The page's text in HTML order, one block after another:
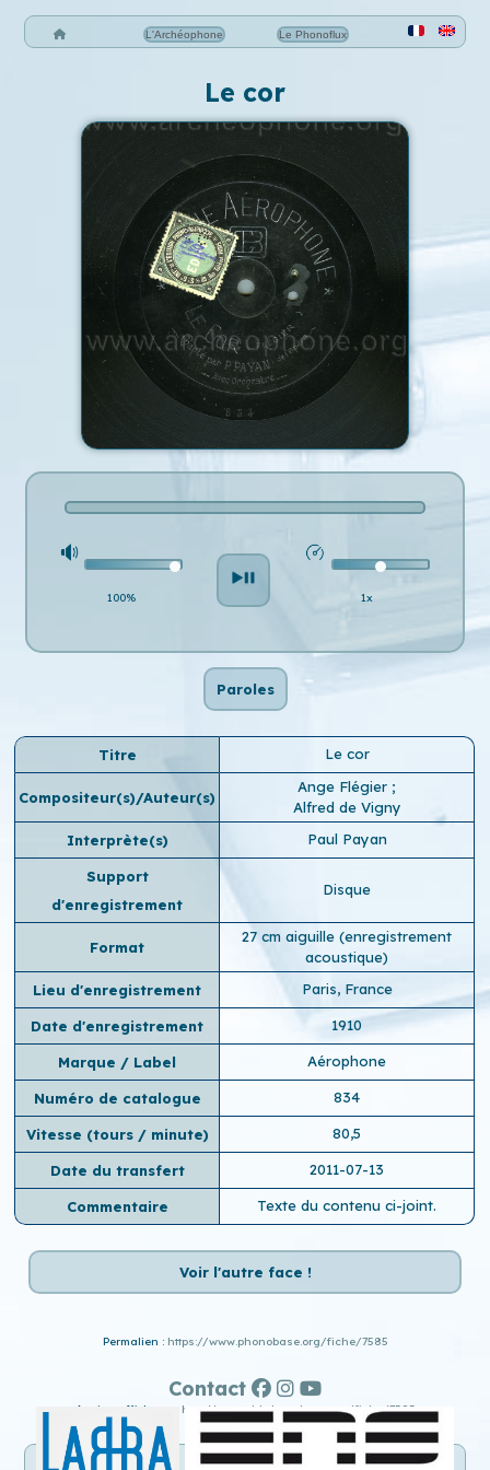
L'Archéophone Le Phonoflux
Le cor
100% 1x
Paroles
Titre Le cor
Compositeur(s)/Auteur(s)
Ange Flégier ;
Alfred de Vigny
Interprète(s)
Paul Payan
Support
d'enregistrement
Disque
Format
27 cm aiguille (enregistrement
acoustique)
Lieu d'enregistrement
Paris, France
Date d'enregistrement 1910
Marque / Label Aérophone
Numéro de catalogue 834
Vitesse (tours / minute) 80,5
Date du transfert 2011-07-13
Commentaire Texte du contenu ci-joint.
Voir l'autre face !
Permalien : https://www.phonobase.org/fiche/7585
Ancien affichage : http://www.old.phonobase.org/fiche/7585
Contact